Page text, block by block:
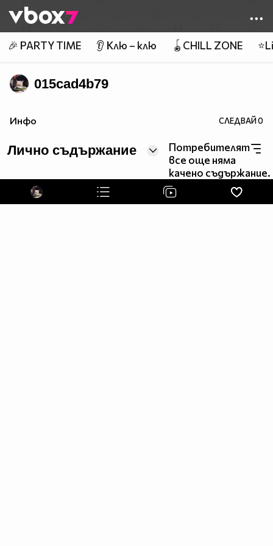
👾
🎉 PARTY TIME 👂 Клю – клю 🪀CHILL ZONE
015cad4b79
Инфо СЛЕДВАЙ0
Лично съдържание
Потребителят
все още няма
качено съдържание.